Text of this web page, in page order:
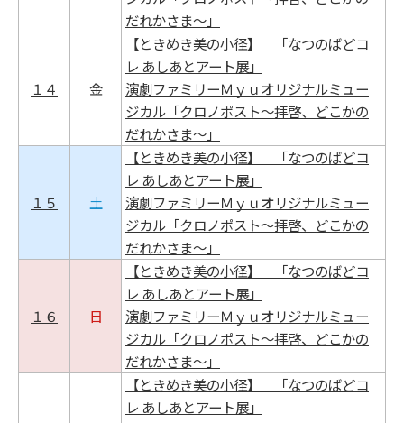
だれかさま～」
１４ 金
【ときめき美の小径】 「なつのばどコ
レ あしあとアート展」
演劇ファミリーＭｙｕオリジナルミュー
ジカル「クロノポスト～拝啓、どこかの
だれかさま～」
１５ 土
【ときめき美の小径】 「なつのばどコ
レ あしあとアート展」
演劇ファミリーＭｙｕオリジナルミュー
ジカル「クロノポスト～拝啓、どこかの
だれかさま～」
１６ 日
【ときめき美の小径】 「なつのばどコ
レ あしあとアート展」
演劇ファミリーＭｙｕオリジナルミュー
ジカル「クロノポスト～拝啓、どこかの
だれかさま～」
【ときめき美の小径】 「なつのばどコ
レ あしあとアート展」